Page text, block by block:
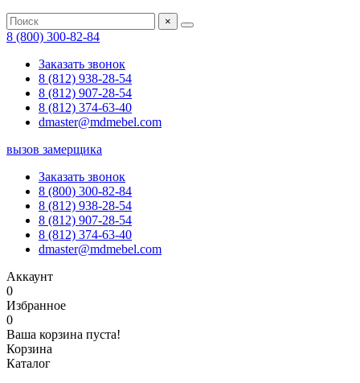
×
8 (800) 300-82-84
Заказать звонок
8 (812) 938-28-54
8 (812) 907-28-54
8 (812) 374-63-40
dmaster@mdmebel.com
вызов замерщика
Заказать звонок
8 (800) 300-82-84
8 (812) 938-28-54
8 (812) 907-28-54
8 (812) 374-63-40
dmaster@mdmebel.com
Аккаунт
0
Избранное
0
Ваша корзина пуста!
Корзина
Каталог